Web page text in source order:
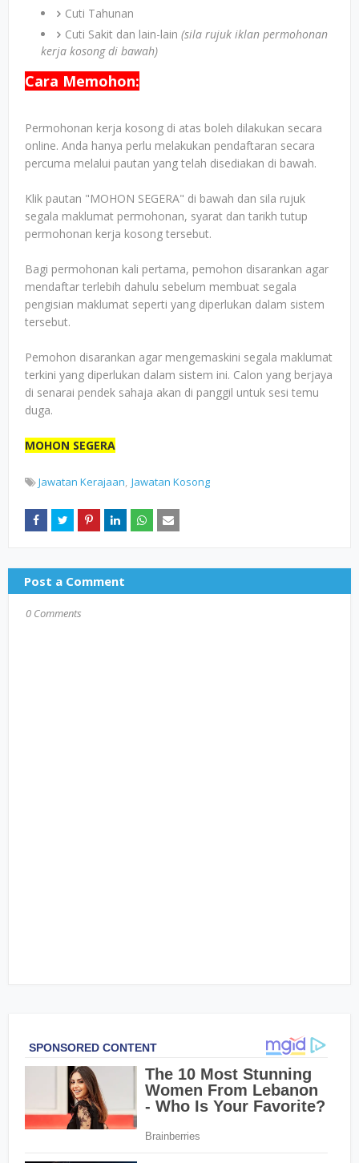
Cuti Tahunan
Cuti Sakit dan lain-lain (sila rujuk iklan permohonan
kerja kosong di bawah)
Cara Memohon:
Permohonan kerja kosong di atas boleh dilakukan secara
online. Anda hanya perlu melakukan pendaftaran secara
percuma melalui pautan yang telah disediakan di bawah.
Klik pautan "MOHON SEGERA" di bawah dan sila rujuk
segala maklumat permohonan, syarat dan tarikh tutup
permohonan kerja kosong tersebut.
Bagi permohonan kali pertama, pemohon disarankan agar
mendaftar terlebih dahulu sebelum membuat segala
pengisian maklumat seperti yang diperlukan dalam sistem
tersebut.
Pemohon disarankan agar mengemaskini segala maklumat
terkini yang diperlukan dalam sistem ini. Calon yang berjaya
di senarai pendek sahaja akan di panggil untuk sesi temu
duga.
MOHON SEGERA
Jawatan Kerajaan Jawatan Kosong
Post a Comment
0 Comments